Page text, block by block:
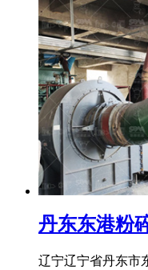
丹东东港粉
辽宁辽宁省丹东市